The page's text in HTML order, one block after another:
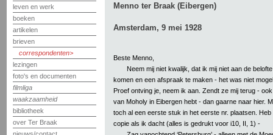
leven en werk
boeken
artikelen
brieven
correspondenten
lezingen
foto's en documenten
filmliga
waakzaamheid
bibliotheek
over Ter Braak
Menno ter Braak (Eibergen)
Amsterdam, 9 mei 1928
Beste Menno,
Neem mij niet kwalijk, dat ik mij niet aan de
komen en een afspraak te maken - het was niet
Proef ontving je, neem ik aan. Zendt ze mij terug -
van Moholy in Eibergen hebt - dan gaarne naar hier.
toch al een eerste stuk in het eerste nr. plaatsen. Heb
copie als ik dacht (alles is gedrukt voor i10, II, 1) -